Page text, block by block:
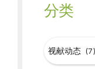
分类